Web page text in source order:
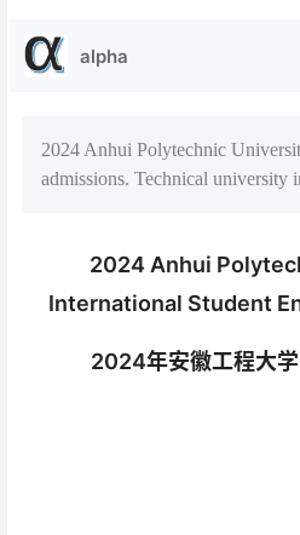
alpha
2024 Anhui Polytechnic
admissions. Technical university
2024 Anhui
International Student
2024年安徽工程大